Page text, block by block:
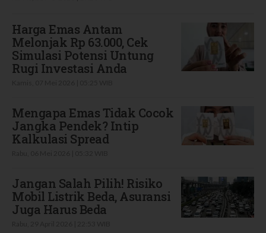
Harga Emas Antam
Melonjak Rp 63.000, Cek
Simulasi Potensi Untung
Rugi Investasi Anda
Mengapa Emas Tidak Cocok
Jangka Pendek? Intip
Kalkulasi Spread
Jangan Salah Pilih! Risiko
Mobil Listrik Beda, Asuransi
Juga Harus Beda